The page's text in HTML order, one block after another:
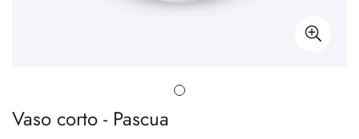
Vaso corto - Pascua